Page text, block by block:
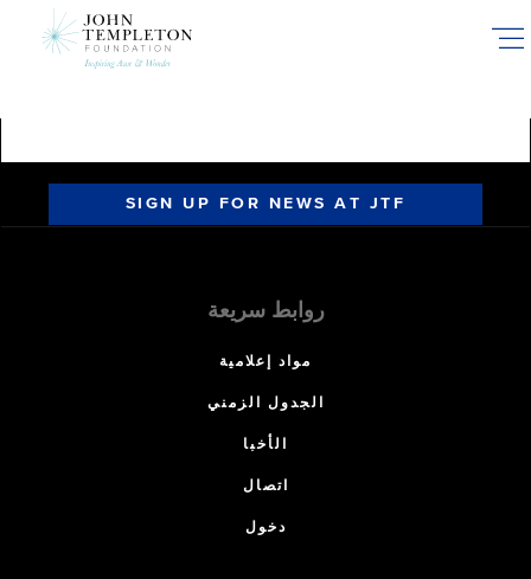
SIGN UP FOR NEWS AT JTF
روابط سريعة
مواد إعلامية
الجدول الزمني
الأخبا
اتصال
دخول